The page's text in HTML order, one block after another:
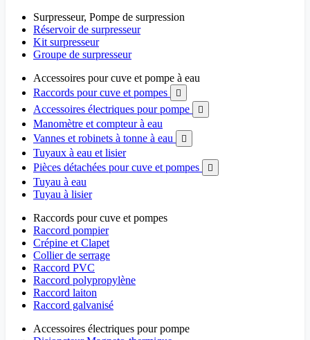
Surpresseur, Pompe de surpression
Réservoir de surpresseur
Kit surpresseur
Groupe de surpresseur
Accessoires pour cuve et pompe à eau
Raccords pour cuve et pompes

Accessoires électriques pour pompe 
Manomètre et compteur à eau
Vannes et robinets à tonne à eau

Tuyaux à eau et lisier
Pièces détachées pour cuve et pompes

Tuyau à eau
Tuyau à lisier
Raccords pour cuve et pompes
Raccord pompier
Crépine et Clapet
Collier de serrage
Raccord PVC
Raccord polypropylène
Raccord laiton
Raccord galvanisé
Accessoires électriques pour pompe